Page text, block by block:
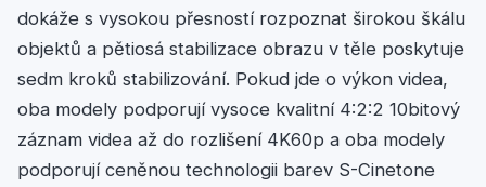
dokáže s vysokou přesností rozpoznat širokou škálu
objektů a pětiosá stabilizace obrazu v těle poskytuje
sedm kroků stabilizování. Pokud jde o výkon videa,
oba modely podporují vysoce kvalitní 4:2:2 10bitový
záznam videa až do rozlišení 4K60p a oba modely
podporují ceněnou technologii barev S-Cinetone